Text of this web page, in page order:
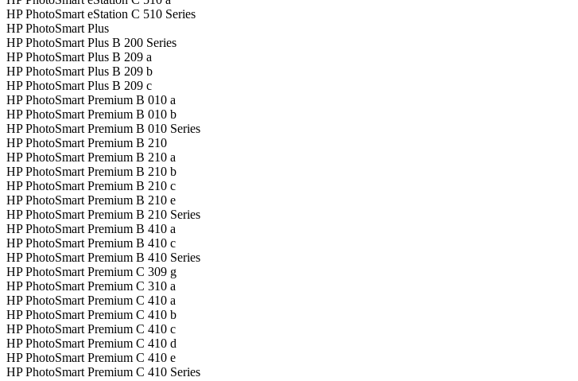
HP PhotoSmart eStation C 510 Series
HP PhotoSmart Plus
HP PhotoSmart Plus B 200 Series
HP PhotoSmart Plus B 209 a
HP PhotoSmart Plus B 209 b
HP PhotoSmart Plus B 209 c
HP PhotoSmart Premium B 010 a
HP PhotoSmart Premium B 010 b
HP PhotoSmart Premium B 010 Series
HP PhotoSmart Premium B 210
HP PhotoSmart Premium B 210 a
HP PhotoSmart Premium B 210 b
HP PhotoSmart Premium B 210 c
HP PhotoSmart Premium B 210 e
HP PhotoSmart Premium B 210 Series
HP PhotoSmart Premium B 410 a
HP PhotoSmart Premium B 410 c
HP PhotoSmart Premium B 410 Series
HP PhotoSmart Premium C 309 g
HP PhotoSmart Premium C 310 a
HP PhotoSmart Premium C 410 a
HP PhotoSmart Premium C 410 b
HP PhotoSmart Premium C 410 c
HP PhotoSmart Premium C 410 d
HP PhotoSmart Premium C 410 e
HP PhotoSmart Premium C 410 Series